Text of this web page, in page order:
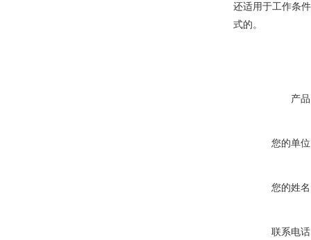
还适用于工作条
式的。
产
您的单
您的姓
联系电